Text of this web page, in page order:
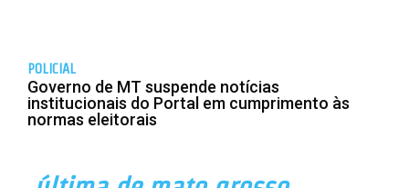
POLICIAL
Governo de MT suspende notícias
institucionais do Portal em cumprimento às
normas eleitorais